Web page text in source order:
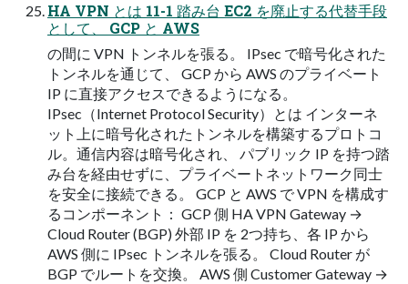
HA VPN とは 11-1 踏み台 EC2 を廃止する代替手段
として、 GCP と AWS
の間に VPN トンネルを張る。 IPsec で暗号化された
トンネルを通じて、 GCP から AWS のプライベート
IP に直接アクセスできるようになる。
IPsec（Internet Protocol Security）とは インターネ
ット上に暗号化されたトンネルを構築するプロトコ
ル。通信内容は暗号化され、 パブリック IP を持つ踏
み台を経由せずに、プライベートネットワーク同士
を安全に接続できる。 GCP と AWS で VPN を構成す
るコンポーネント： GCP 側 HA VPN Gateway →
Cloud Router (BGP) 外部 IP を 2つ持ち、各 IP から
AWS 側に IPsec トンネルを張る。 Cloud Router が
BGP でルートを交換。 AWS 側 Customer Gateway →